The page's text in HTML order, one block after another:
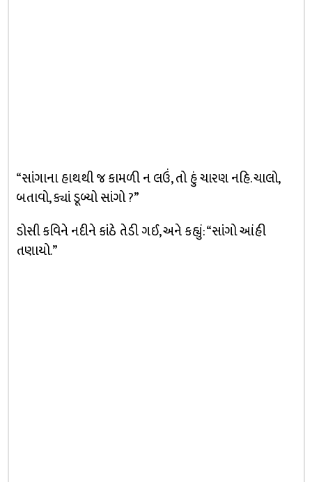
“સાંગાના હાથથી જ કામળી ન લઉં, તો હું ચારણ નહિ. ચાલો,
બતાવો, ક્યાં ડૂબ્યો સાંગો ?”
ડોસી કવિને નદીને કાંઠે તેડી ગઈ, અને કહ્યું: “સાંગો આંહી
તણાયો.”